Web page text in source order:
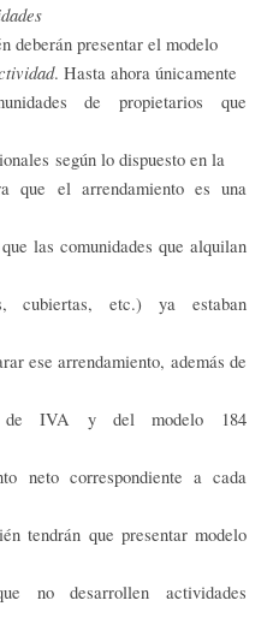
deberán presentar el modelo
. Hasta ahora únicamente
de propietarios que
según lo dispuesto en la
que el arrendamiento es una
las comunidades que alquilan
cubiertas, etc.) ya estaban
ese arrendamiento, además de
de IVA y del modelo 184
neto correspondiente a cada
tendrán que presentar modelo
no desarrollen actividades